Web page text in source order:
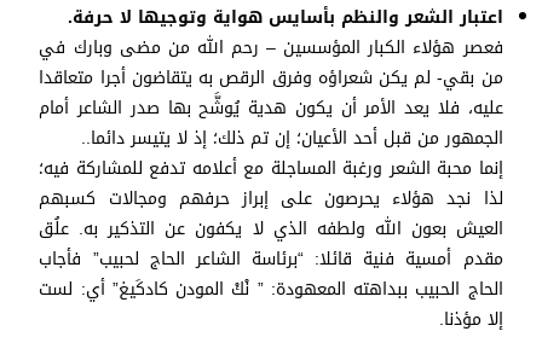
اعتبار الشعر والنظم بأسايس هواية وتوجيها لا حرفة.
فعصر هؤلاء الكبار المؤسسين – رحم الله من مضى وبارك في
من بقي- لم يكن شعراؤه وفرق الرقص به يتقاضون أجرا متعاقدا
عليه، فلا يعد الأمر أن يكون هدية يُوشَّح بها صدر الشاعر أمام
الجمهور من قبل أحد الأعيان؛ إن تم ذلك؛ إذ لا يتيسر دائما..
إنما محبة الشعر ورغبة المساجلة مع أعلامه تدفع للمشاركة فيه؛
لذا نجد هؤلاء يحرصون على إبراز حرفهم ومجالات كسبهم
العيش بعون الله ولطفه الذي لا يكفون عن التذكير به. علُق
مقدم أمسية فنية قائلا: “برئاسة الشاعر الحاج لحبيب” فأجاب
الحاج الحبيب ببداهته المعهودة: ” نْكْ المودن كادكَيغ” أي: لست
إلا مؤذنا.